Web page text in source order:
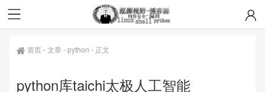
首页-文章-python - 正文
python库taichi太极人工智能